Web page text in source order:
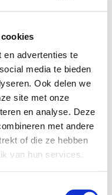
en advertenties te
media te bieden
Ook delen we
site met onze
en analyse. Deze
met andere
of die ze hebben
van hun services.
fase
zijn, omdat